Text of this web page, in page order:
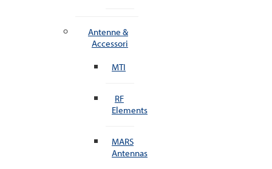
Antenne &
Accessori
MTI
RF
Elements
MARS
Antennas